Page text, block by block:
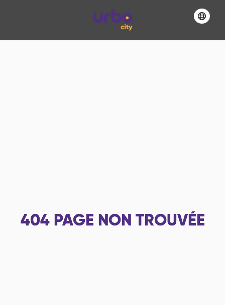
404 PAGE NON TROUVÉE